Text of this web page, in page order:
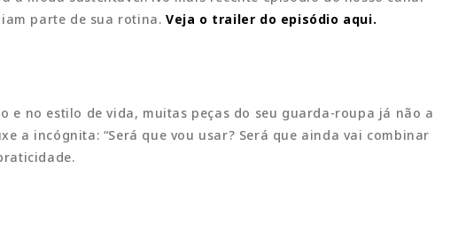
parte de sua rotina. Veja o trailer do episódio aqui.
e no estilo de vida, muitas peças do seu guarda-roupa já não a
a incógnita: “Será que vou usar? Será que ainda vai combinar